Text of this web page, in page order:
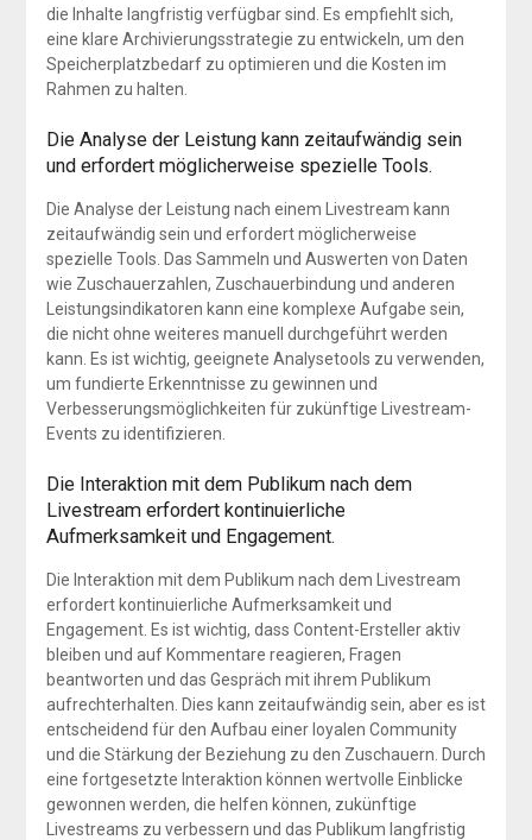
die Inhalte langfristig verfügbar sind. Es empfiehlt sich,
eine klare Archivierungsstrategie zu entwickeln, um den
Speicherplatzbedarf zu optimieren und die Kosten im
Rahmen zu halten.
Die Analyse der Leistung kann zeitaufwändig sein
und erfordert möglicherweise spezielle Tools.
Die Analyse der Leistung nach einem Livestream kann
zeitaufwändig sein und erfordert möglicherweise
spezielle Tools. Das Sammeln und Auswerten von Daten
wie Zuschauerzahlen, Zuschauerbindung und anderen
Leistungsindikatoren kann eine komplexe Aufgabe sein,
die nicht ohne weiteres manuell durchgeführt werden
kann. Es ist wichtig, geeignete Analysetools zu verwenden,
um fundierte Erkenntnisse zu gewinnen und
Verbesserungsmöglichkeiten für zukünftige Livestream-
Events zu identifizieren.
Die Interaktion mit dem Publikum nach dem
Livestream erfordert kontinuierliche
Aufmerksamkeit und Engagement.
Die Interaktion mit dem Publikum nach dem Livestream
erfordert kontinuierliche Aufmerksamkeit und
Engagement. Es ist wichtig, dass Content-Ersteller aktiv
bleiben und auf Kommentare reagieren, Fragen
beantworten und das Gespräch mit ihrem Publikum
aufrechterhalten. Dies kann zeitaufwändig sein, aber es ist
entscheidend für den Aufbau einer loyalen Community
und die Stärkung der Beziehung zu den Zuschauern. Durch
eine fortgesetzte Interaktion können wertvolle Einblicke
gewonnen werden, die helfen können, zukünftige
Livestreams zu verbessern und das Publikum langfristig